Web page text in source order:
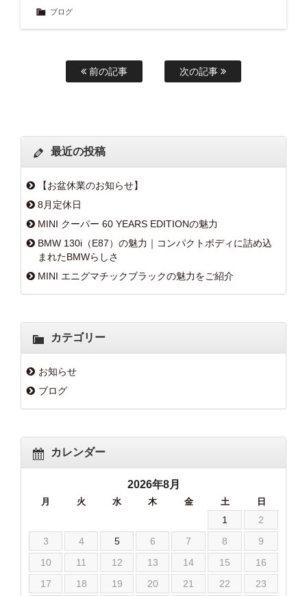
ブログ
前の記事 次の記事
最近の投稿
【お盆休業のお知らせ】
8月定休日
MINI クーパー 60 YEARS EDITIONの魅力
BMW 130i（E87）の魅力｜コンパクトボディに詰め込
まれたBMWらしさ
MINI エニグマチックブラックの魅力をご紹介
カテゴリー
お知らせ
ブログ
カレンダー
2026年8月
月 火 水 木 金 土 日
1
2
3
4 5 6 7 8
9
10
11 12 13 14 15
16
17
18 19 20 21 22
23